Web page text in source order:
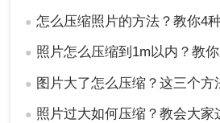
● 怎么压缩照片的方法？教你4
● 照片怎么压缩到1m以内？教
● 图片大了怎么压缩？这三个方
● 照片过大如何压缩？教会大家